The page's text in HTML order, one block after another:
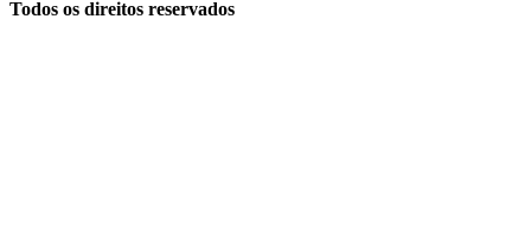
Todos os direitos reservados